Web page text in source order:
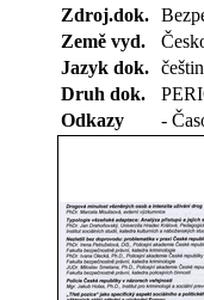
Zdroj.dok.
Země vyd.
Jazyk dok.
Druh dok.
Odkazy
-